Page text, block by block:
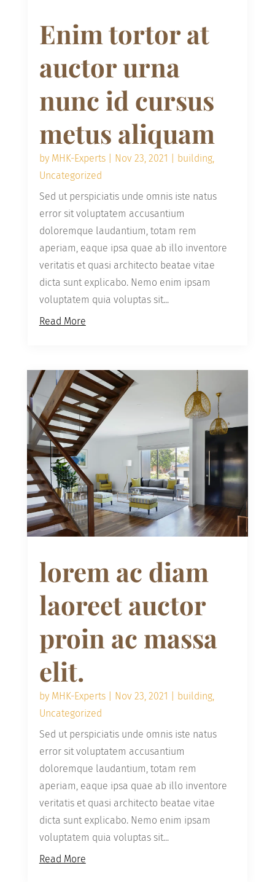
Enim tortor at
auctor urna
nunc id cursus
metus aliquam
by MHK-Experts| Nov 23, 2021 building,
Uncategorized
Sed ut perspiciatis unde omnis iste natus
error sit voluptatem accusantium
doloremque laudantium, totam rem
aperiam, eaque ipsa quae ab illo inventore
veritatis et quasi architecto beatae vitae
dicta sunt explicabo. Nemo enim ipsam
voluptatem quia voluptas sit...
Read More
lorem ac diam
laoreet auctor
proin ac massa
elit.
by MHK-Experts| Nov 23, 2021 building,
Uncategorized
Sed ut perspiciatis unde omnis iste natus
error sit voluptatem accusantium
doloremque laudantium, totam rem
aperiam, eaque ipsa quae ab illo inventore
veritatis et quasi architecto beatae vitae
dicta sunt explicabo. Nemo enim ipsam
voluptatem quia voluptas sit...
Read More